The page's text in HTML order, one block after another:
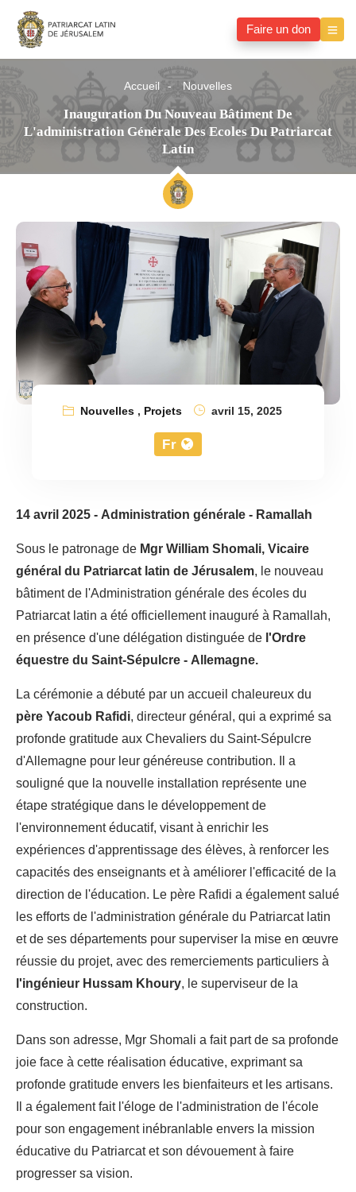
Faire un don
Accueil Nouvelles
Inauguration Du Nouveau Bâtiment De
L'administration Générale Des Ecoles Du Patriarcat
Latin
Nouvelles, Projets avril 15, 2025
Fr
14 avril 2025 - Administration générale - Ramallah
Sous le patronage deMgr William Shomali, Vicaire
général du Patriarcat latin de Jérusalem, le nouveau
bâtiment de l'Administration générale des écoles du
Patriarcat latin a été officiellement inauguré à Ramallah,
en présence d'une délégation distinguée del'Ordre
équestre du Saint-Sépulcre - Allemagne.
La cérémonie a débuté par un accueil chaleureux du
père Yacoub Rafidi, directeur général, qui a exprimé sa
profonde gratitude aux Chevaliers du Saint-Sépulcre
d'Allemagne pour leur généreuse contribution. Il a
souligné que la nouvelle installation représente une
étape stratégique dans le développement de
l'environnement éducatif, visant à enrichir les
expériences d'apprentissage des élèves, à renforcer les
capacités des enseignants et à améliorer l'efficacité de la
direction de l'éducation. Le père Rafidi a également salué
les efforts de l'administration générale du Patriarcat latin
et de ses départements pour superviser la mise en œuvre
réussie du projet, avec des remerciements particuliers à
l'ingénieur Hussam Khoury, le superviseur de la
construction.
Dans son adresse, Mgr Shomali a fait part de sa profonde
joie face à cette réalisation éducative, exprimant sa
profonde gratitude envers les bienfaiteurs et les artisans.
Il a également fait l'éloge de l'administration de l'école
pour son engagement inébranlable envers la mission
éducative du Patriarcat et son dévouement à faire
progresser sa vision.